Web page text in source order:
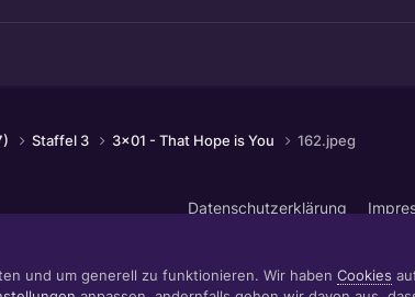
Staffel 3 3x01 - That Hope is You 162.jpeg
Datenschutzerklärung
Powered by Invision Community
und um generell zu funktionieren. Wir haben Cookies